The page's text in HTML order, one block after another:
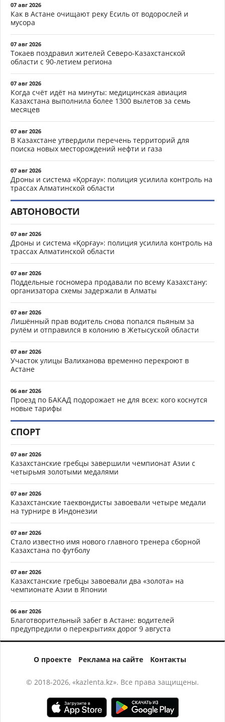
07 авг 2026
Как в Астане очищают реку Есиль от водорослей и
мусора
07 авг 2026
Токаев поздравил жителей Северо-Казахстанской
области с 90-летием региона
07 авг 2026
Когда счёт идёт на минуты: медицинская авиация
Казахстана выполнила более 1300 вылетов за семь
месяцев
07 авг 2026
В Казахстане утвердили перечень территорий для
поиска новых месторождений нефти и газа
07 авг 2026
Дроны и система «Қорғау»: полиция усилила контроль на
трассах Алматинской области
АВТОНОВОСТИ
07 авг 2026
Дроны и система «Қорғау»: полиция усилила контроль на
трассах Алматинской области
07 авг 2026
Поддельные госномера продавали по всему Казахстану:
организатора схемы задержали в Алматы
07 авг 2026
Лишённый прав водитель снова попался пьяным за
рулём и отправился в колонию в Жетысуской области
07 авг 2026
Участок улицы Валиханова временно перекроют в
Астане
06 авг 2026
Проезд по БАКАД подорожает не для всех: кого коснутся
новые тарифы
СПОРТ
07 авг 2026
Казахстанские гребцы завершили чемпионат Азии с
четырьмя золотыми медалями
07 авг 2026
Казахстанские таеквондисты завоевали четыре медали
на турнире в Индонезии
07 авг 2026
Стало известно имя нового главного тренера сборной
Казахстана по футболу
07 авг 2026
Казахстанские гребцы завоевали два «золота» на
чемпионате Азии в Японии
06 авг 2026
Благотворительный забег в Астане: водителей
предупредили о перекрытиях дорог 9 августа
О проекте Реклама на сайте Контакты
© 2018-2026, «kazlenta.kz». Все права защищены.